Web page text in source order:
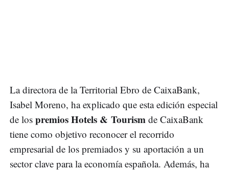
La directora de la Territorial Ebro de CaixaBank,
Isabel Moreno, ha explicado que esta edición especial
de los premios Hotels & Tourism de CaixaBank
tiene como objetivo reconocer el recorrido
empresarial de los premiados y su aportación a un
sector clave para la economía española. Además, ha